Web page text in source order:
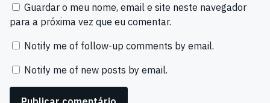
Guardar o meu nome, email e site neste navegador
para a próxima vez que eu comentar.
Notify me of follow-up comments by email.
Notify me of new posts by email.